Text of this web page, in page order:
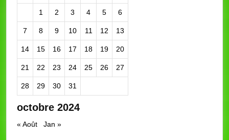
octobre 2024
1 2 3 4 5 6
7 8 9 10 11 12 13
14 15 16 17 18 19 20
21 22 23 24 25 26 27
28 29 30 31
« Août Jan »